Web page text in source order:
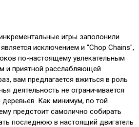
игры заполонили
исключением и "Chop Chains",
по-настоящему увлекательным
и приятной расслабляющей
вам предлагается вжиться в роль
деятельность не ограничивается
Как минимум, по той
предстоит самолично собирать
последнюю в настоящий двигатель